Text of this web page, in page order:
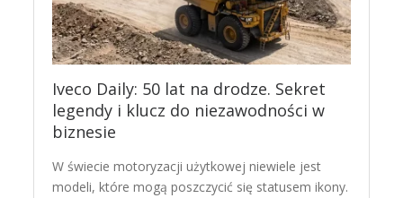
Iveco Daily: 50 lat na drodze. Sekret
legendy i klucz do niezawodności w
biznesie
W świecie motoryzacji użytkowej niewiele jest
modeli, które mogą poszczycić się statusem ikony.